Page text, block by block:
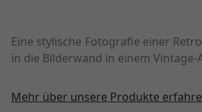
Eine stylische Fotografie einer
in die Bilderwand in einem Vintage-
Mehr über unsere Produkte